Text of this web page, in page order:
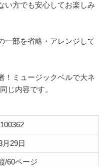
い方でも安心してお楽しみ
部を省略・アレンジして
！ミュージックベルで大ネ
じ内容です。
月29日
/60ページ